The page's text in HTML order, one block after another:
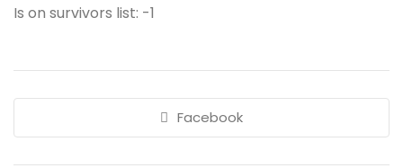
Is on survivors list: -1
Facebook